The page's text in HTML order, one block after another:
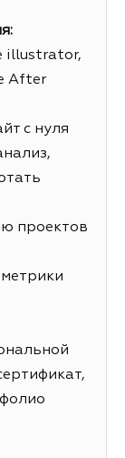
illustrator,
After
с нуля
проектов